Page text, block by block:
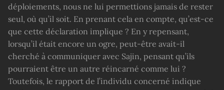
déploiements, nous ne lui permettions jamais de rester
seul, où qu’il soit. En prenant cela en compte, qu’est-ce
que cette déclaration implique ? En y repensant,
lorsqu’il était encore un ogre, peut-être avait-il
cherché à communiquer avec Sajin, pensant qu’ils
pourraient être un autre réincarné comme lui ?
Toutefois, le rapport de l’individu concerné indique